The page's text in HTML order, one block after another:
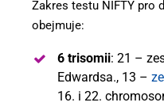
Zakres testu NIFTY pro
obejmuje:
6 trisomii: 21 –
Edwardsa., 13 –
16. i 22.